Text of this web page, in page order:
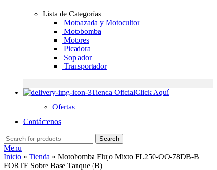
Lista de Categorías
Motoazada y Motocultor
Motobomba
Motores
Picadora
Soplador
Transportador
Tienda OficialClick Aquí
Ofertas
Contáctenos
Search
Menu
Inicio » Tienda » Motobomba Flujo Mixto FL250-OO-78DB-B
FORTE Sobre Base Tanque (B)